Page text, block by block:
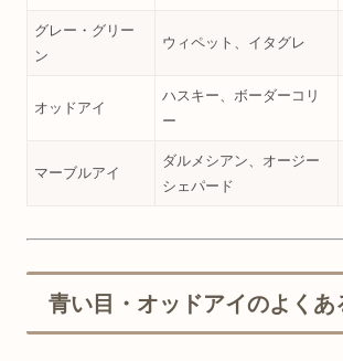
グレー・グリー
ン
ウィペット、イタグレ
オッドアイ
ハスキー、ボーダーコリ
ー
マーブルアイ
ダルメシアン、オージー
シェパード
青い目・オッドアイのよくあ